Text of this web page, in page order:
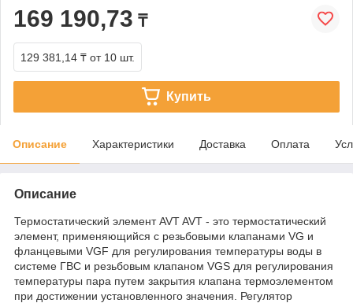
169 190,73 ₸
129 381,14 ₸ от 10 шт.
Купить
Описание Характеристики Доставка Оплата
Описание
Термостатический элемент AVT AVT - это термостатический
элемент, применяющийся с резьбовыми клапанами VG и
фланцевыми VGF для регулирования температуры воды в
системе ГВС и резьбовым клапаном VGS для регулирования
температуры пара путем закрытия клапана термоэлементом
при достижении установленного значения. Регулятор